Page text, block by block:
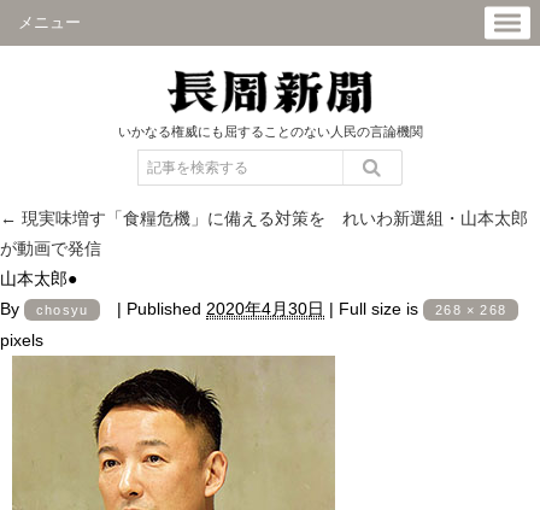
メニュー
いかなる権威にも屈することのない人民の言論機関
← 現実味増す「食糧危機」に備える対策を れいわ新選組・山本太郎
が動画で発信
山本太郎●
By
chosyu | Published 2020年4月30日 | Full size is 268 × 268
pixels